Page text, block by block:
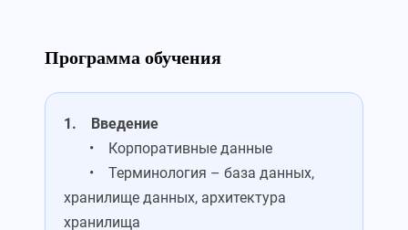
Программа обучения
1. Введение
• Корпоративные данные
• Терминология – база данных,
хранилище данных, архитектура
хранилища